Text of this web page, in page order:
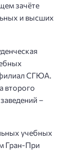
зачёте
и высших
СГЮА.
второго
–
учебных
Гран-При